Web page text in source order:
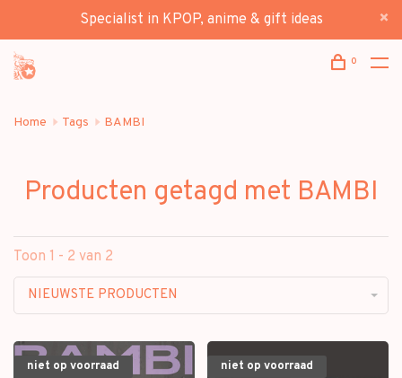
Specialist in KPOP, anime & gift ideas
0
Home Tags BAMBI
Producten getagd met BAMBI
Toon 1 - 2 van 2
NIEUWSTE PRODUCTEN
niet op voorraad niet op voorraad